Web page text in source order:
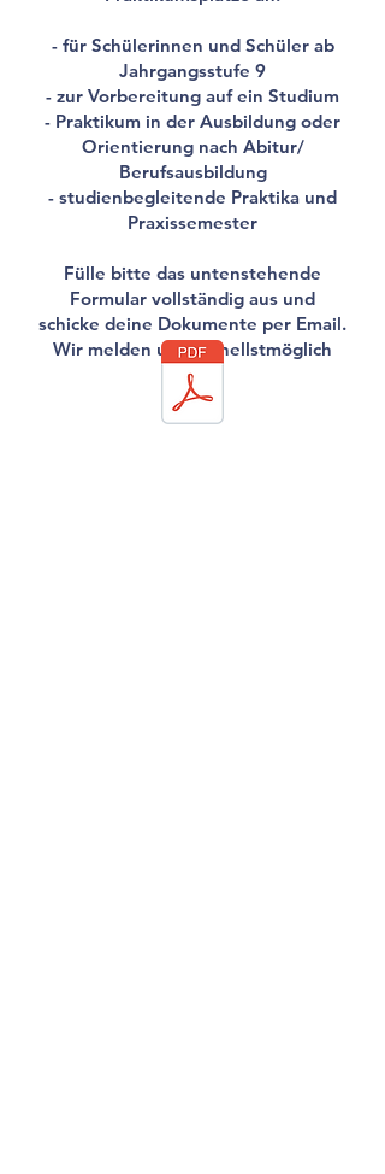
- für Schülerinnen und Schüler ab
Jahrgangsstufe 9
- zur Vorbereitung auf ein Studium
- Praktikum in der Ausbildung oder
Orientierung nach Abitur/
Berufsausbildung
- studienbegleitende Praktika und
Praxissemester
Fülle bitte das untenstehende
Formular vollständig aus und
schicke deine Dokumente per Email.
Wir melden uns schnellstmöglich
bei dir.